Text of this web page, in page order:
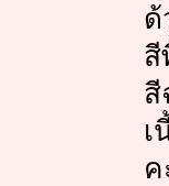
ด้
สี
สี
เ
ค